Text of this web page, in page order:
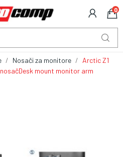
0
Nosači za monitore
Arctic Z1
mount monitor arm